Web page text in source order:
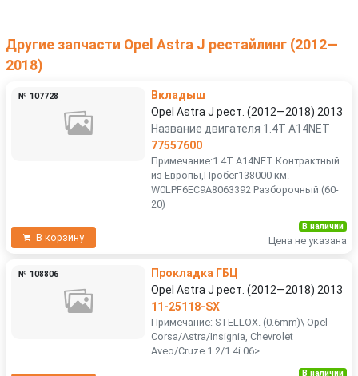
Другие запчасти Opel Astra J рестайлинг (2012—
2018)
№ 107728
Вкладыш
Opel Astra J рест. (2012—2018) 2013
Название двигателя 1.4T A14NET
77557600
Примечание:1.4T A14NET Контрактный
из Европы,Пробег138000 км.
W0LPF6EC9A8063392 Разборочный (60-
20)
В корзину
В наличии
Цена не указана
№ 108806
Прокладка ГБЦ
Opel Astra J рест. (2012—2018) 2013
11-25118-SX
Примечание: STELLOX. (0.6mm)\ Opel
Corsa/Astra/Insignia, Chevrolet
Aveo/Cruze 1.2/1.4i 06>
В наличии